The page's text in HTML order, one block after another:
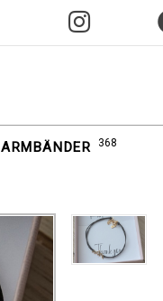
ARMBÄNDER 368